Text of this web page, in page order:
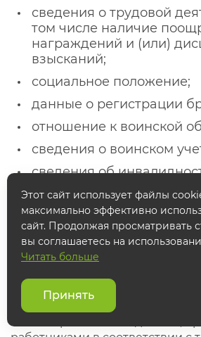
сведения о трудовой
том числе наличие
награждений и (или)
взысканий;
социальное положение;
данные о регистрации
отношение к воинской
сведения о воинском
сведения об
сведения об удержании
данные водительского
сведения о доходе с
работы;
номер расчетного счета,
лицевого счета;
иные персональные данные,
Этот сайт использует файлы
максимально эффективно
сайт. Продолжая просматривать
вы соглашаетесь на
Читать больше
Принять